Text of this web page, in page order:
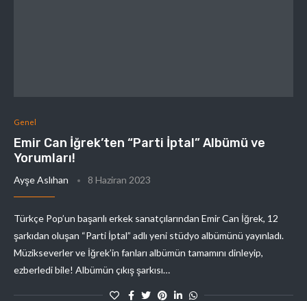
Genel
Emir Can İğrek’ten “Parti İptal” Albümü ve
Yorumları!
Ayşe Aslıhan 8 Haziran 2023
Türkçe Pop’un başarılı erkek sanatçılarından Emir Can İğrek, 12
şarkıdan oluşan “Parti İptal” adlı yeni stüdyo albümünü yayınladı.
Müzikseverler ve İğrek’in fanları albümün tamamını dinleyip,
ezberledi bile! Albümün çıkış şarkısı…